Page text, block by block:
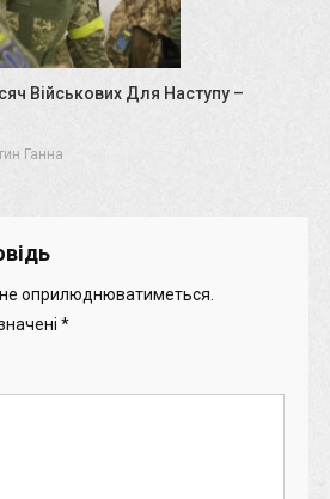
Військових Для Наступу –
Ганна
оприлюднюватиметься.
*